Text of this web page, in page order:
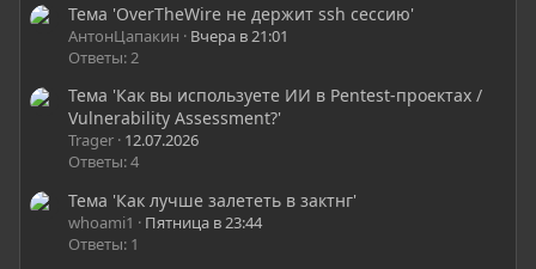
Тема 'OverTheWire не держит ssh сессию'
АнтонЦапакин
Вчера в 21:01
Ответы: 2
Тема 'Как вы используете ИИ в Pentest-проектах /
Vulnerability Assessment?'
Trager 12.07.2026
Ответы: 4
Тема 'Как лучше залететь в зактнг'
whoami1
Пятница в 23:44
Ответы: 1